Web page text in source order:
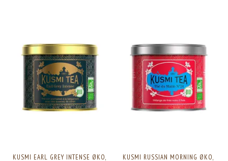
KUSMI EARL GREY INTENSE ØKO,
KUSMI RUSSIAN MORNING ØKO,